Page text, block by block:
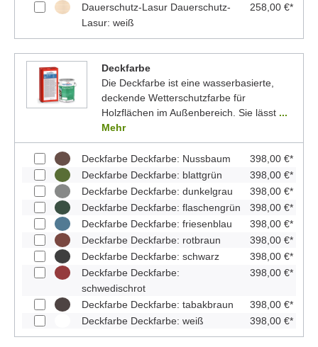
Dauerschutz-Lasur Dauerschutz-
Lasur: weiß
258,00 €*
Deckfarbe
Die Deckfarbe ist eine wasserbasierte,
deckende Wetterschutzfarbe für
Holzflächen im Außenbereich. Sie lässt ...
Mehr
Deckfarbe Deckfarbe: Nussbaum
398,00 €*
Deckfarbe Deckfarbe: blattgrün
398,00 €*
Deckfarbe Deckfarbe: dunkelgrau
398,00 €*
Deckfarbe Deckfarbe: flaschengrün
398,00 €*
Deckfarbe Deckfarbe: friesenblau
398,00 €*
Deckfarbe Deckfarbe: rotbraun
398,00 €*
Deckfarbe Deckfarbe: schwarz
398,00 €*
Deckfarbe Deckfarbe:
schwedischrot
398,00 €*
Deckfarbe Deckfarbe: tabakbraun
398,00 €*
Deckfarbe Deckfarbe: weiß
398,00 €*